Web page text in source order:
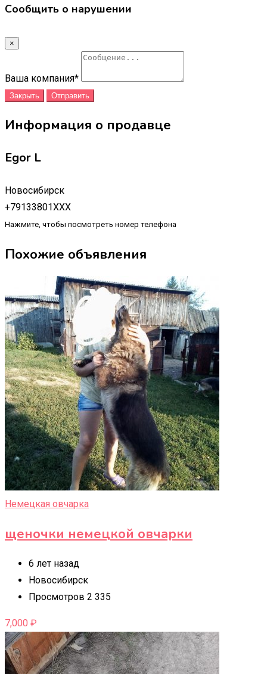
Сообщить о нарушении
×
Ваша компания*
Закрыть Отправить
Информация о продавце
Egor L
Новосибирск
+79133801XXX
Нажмите, чтобы посмотреть номер телефона
Похожие объявления
Немецкая овчарка
щеночки немецкой овчарки
6 лет назад
Новосибирск
Просмотров 2 335
7,000 ₽